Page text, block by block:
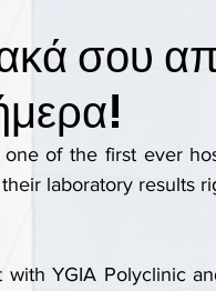
σου
one of the first ever
laboratory results
YGIA Polyclinic